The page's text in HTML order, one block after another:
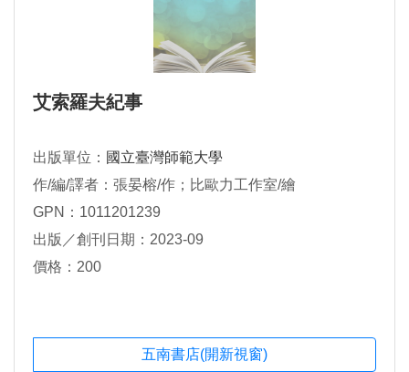
艾索羅夫紀事
出版單位： 國立臺灣師範大學
作/編/譯者：張晏榕/作；比歐力工作室/繪
GPN：1011201239
出版／創刊日期：2023-09
價格：200
五南書店(開新視窗)